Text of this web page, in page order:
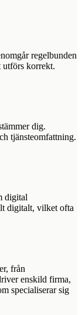
regelbunden
utförs korrekt.
dig.
tjänsteomfattning.
digital
digitalt, vilket ofta
från
enskild firma,
specialiserar sig